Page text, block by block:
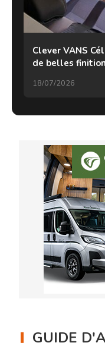
Clever VANS
de belles
18/07/2026
GUIDE